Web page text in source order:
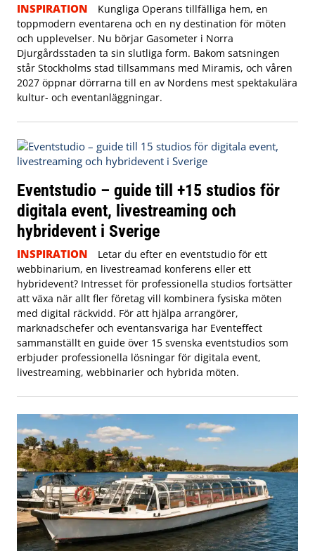
INSPIRATION
Kungliga Operans tillfälliga hem, en
toppmodern eventarena och en ny destination för möten
och upplevelser. Nu börjar Gasometer i Norra
Djurgårdsstaden ta sin slutliga form. Bakom satsningen
står Stockholms stad tillsammans med Miramis, och våren
2027 öppnar dörrarna till en av Nordens mest spektakulära
kultur- och eventanläggningar.
Eventstudio – guide till +15 studios för
digitala event, livestreaming och
hybridevent i Sverige
INSPIRATION
Letar du efter en eventstudio för ett
webbinarium, en livestreamad konferens eller ett
hybridevent? Intresset för professionella studios fortsätter
att växa när allt fler företag vill kombinera fysiska möten
med digital räckvidd. För att hjälpa arrangörer,
marknadschefer och eventansvariga har Eventeffect
sammanställt en guide över 15 svenska eventstudios som
erbjuder professionella lösningar för digitala event,
livestreaming, webbinarier och hybrida möten.